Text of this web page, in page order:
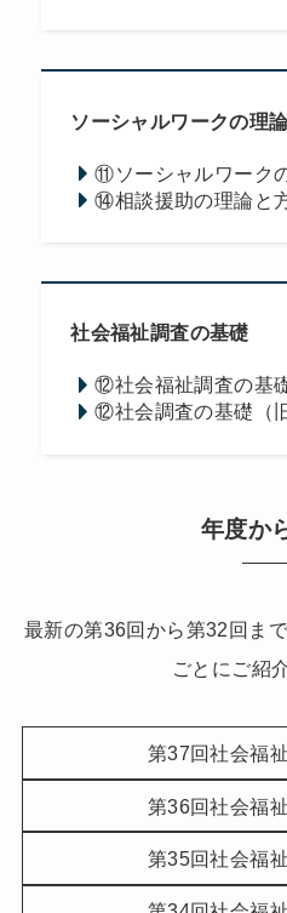
ソーシャルワークの理
⑪ソーシャルワーク
⑭相談援助の理論と
社会福祉調査の基礎
⑫社会福祉調査の基
⑫社会調査の基礎（旧
年度か
最新の第36回から第32回ま
ごとにご紹
第37回社会福
第36回社会福
第35回社会福